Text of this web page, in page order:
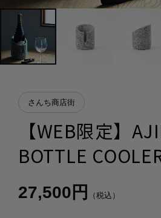
さんち商店街
【WEB限定】
BOTTLE
27,500円 （税込）